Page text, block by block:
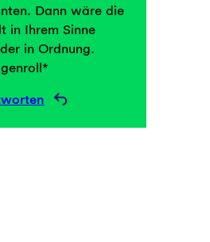
Dann wäre die
in Ihrem Sinne
in Ordnung.